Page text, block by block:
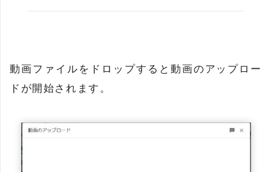
動画ファイルをドロップすると動画のアップロー
ドが開始されます。